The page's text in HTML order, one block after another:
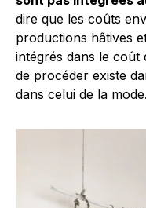
dire que les coûts
productions hâtives
intégrés dans le coût
de procéder existe
dans celui de la mode.